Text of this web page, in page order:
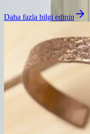
Daha fazla bilgi edinin